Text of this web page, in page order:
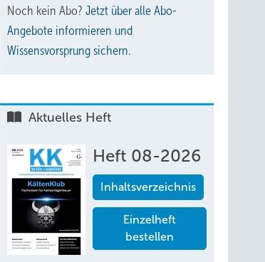
Noch kein Abo? Jetzt über alle Abo-
Angebote informieren und
Wissensvorsprung sichern.
Aktuelles Heft
Heft 08-2026
Inhaltsverzeichnis
Einzelheft
bestellen